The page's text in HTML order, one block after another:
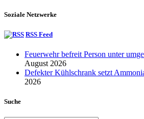
Soziale Netzwerke
RSS Feed
Feuerwehr befreit Person unter
August 2026
Defekter Kühlschrank setzt
2026
Suche